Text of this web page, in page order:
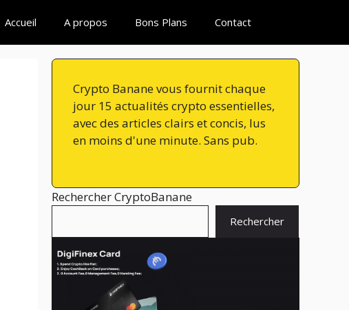
Accueil A propos Bons Plans Contact
Crypto Banane vous fournit chaque
jour 15 actualités crypto essentielles,
avec des articles clairs et concis, lus
en moins d'une minute. Sans pub.
Rechercher CryptoBanane
Rechercher